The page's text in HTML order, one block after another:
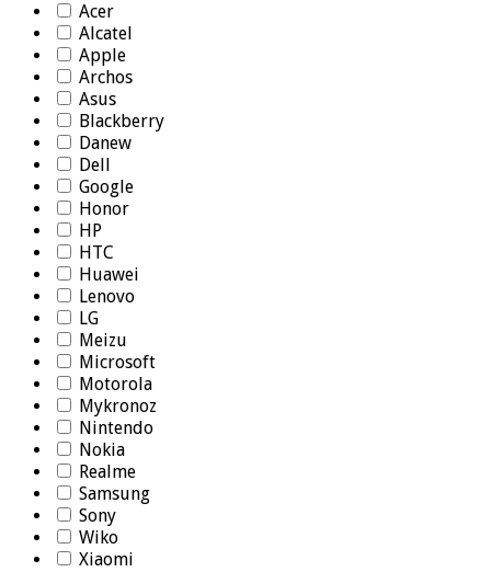
Acer
Alcatel
Apple
Archos
Asus
Blackberry
Danew
Dell
Google
Honor
HP
HTC
Huawei
Lenovo
LG
Meizu
Microsoft
Motorola
Mykronoz
Nintendo
Nokia
Realme
Samsung
Sony
Wiko
Xiaomi